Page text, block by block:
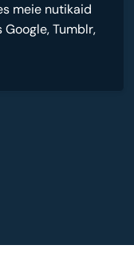
meie nutikaid
Tumblr,